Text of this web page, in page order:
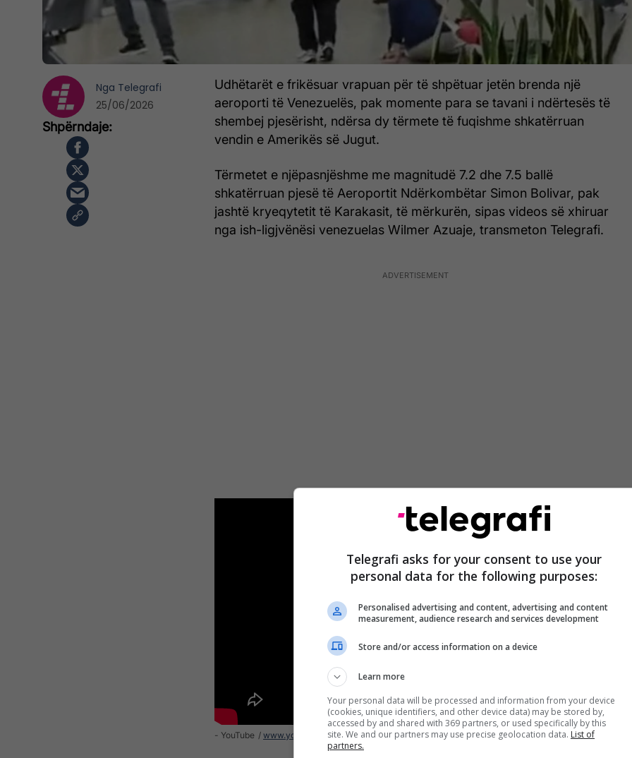
Udhëtarët e frikësuar vrapuan për të shpëtuar jetën brenda një
aeroporti të Venezuelës, pak momente para se tavani i ndërtesës të
shembej pjesërisht, ndërsa dy tërmete të fuqishme shkatërruan
vendin e Amerikës së Jugut.
Tërmetet e njëpasnjëshme me magnitudë 7.2 dhe 7.5 ballë
shkatërruan pjesë të Aeroportit Ndërkombëtar Simon Bolivar, pak
jashtë kryeqytetit të Karakasit, të mërkurën, sipas videos së xhiruar
nga ish-ligjvënësi venezuelas Wilmer Azuaje, transmeton Telegrafi.
- YouTube www.youtube.com
Nga Telegrafi
25/06/2026
Telegrafi asks for your consent to use your
personal data for the following purposes:
Personalised advertising and content, advertising and content
measurement, audience research and services development
Store and/or access information on a device
Learn more
Your personal data will be processed and information from your device
(cookies, unique identifiers, and other device data) may be stored by,
accessed by and shared with 369 partners, or used specifically by this
site. We and our partners may use precise geolocation data. List of
partners.